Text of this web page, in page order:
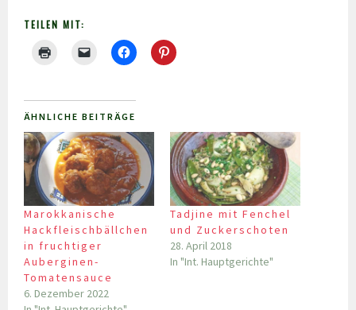
TEILEN MIT:
ÄHNLICHE BEITRÄGE
Marokkanische
Hackfleischbällchen
in fruchtiger
Auberginen-
Tomatensauce
6. Dezember 2022
Tadjine mit Fenchel
und Zuckerschoten
28. April 2018
In "Int. Hauptgerichte"